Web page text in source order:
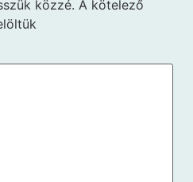
közzé. A kötelező